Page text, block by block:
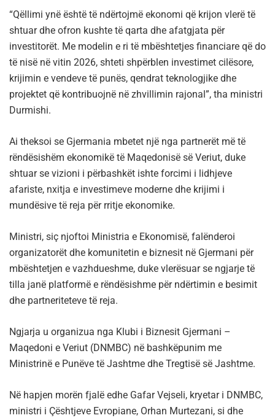
“Qëllimi ynë është të ndërtojmë ekonomi që krijon vlerë të
shtuar dhe ofron kushte të qarta dhe afatgjata për
investitorët. Me modelin e ri të mbështetjes financiare që do
të nisë në vitin 2026, shteti shpërblen investimet cilësore,
krijimin e vendeve të punës, qendrat teknologjike dhe
projektet që kontribuojnë në zhvillimin rajonal”, tha ministri
Durmishi.
Ai theksoi se Gjermania mbetet një nga partnerët më të
rëndësishëm ekonomikë të Maqedonisë së Veriut, duke
shtuar se vizioni i përbashkët ishte forcimi i lidhjeve
afariste, nxitja e investimeve moderne dhe krijimi i
mundësive të reja për rritje ekonomike.
Ministri, siç njoftoi Ministria e Ekonomisë, falënderoi
organizatorët dhe komunitetin e biznesit në Gjermani për
mbështetjen e vazhdueshme, duke vlerësuar se ngjarje të
tilla janë platformë e rëndësishme për ndërtimin e besimit
dhe partneriteteve të reja.
Ngjarja u organizua nga Klubi i Biznesit Gjermani –
Maqedoni e Veriut (DNMBC) në bashkëpunim me
Ministrinë e Punëve të Jashtme dhe Tregtisë së Jashtme.
Në hapjen morën fjalë edhe Gafar Vejseli, kryetar i DNMBC,
ministri i Çështjeve Evropiane, Orhan Murtezani, si dhe